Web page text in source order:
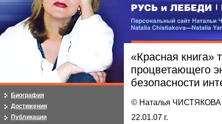
РУСЬ и ЛЕБЕДИ | RUSI —
Персональный сайт Натальи
«Красная книга»
процветающего
безопасности
© Наталья ЧИСТЯКОВА
22.01.07 г.
Биография
Достижения
Публикации